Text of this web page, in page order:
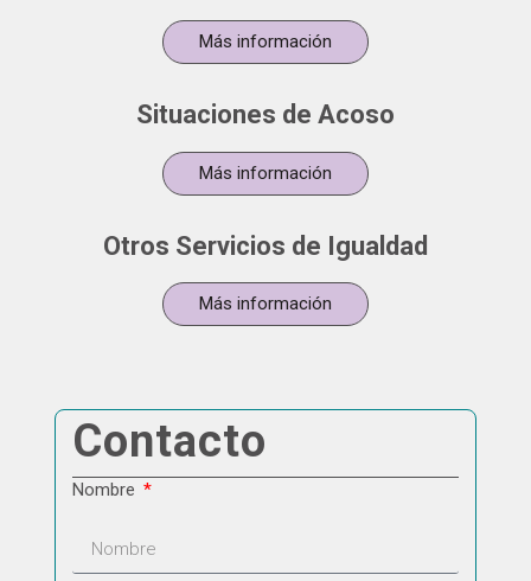
Más información
Situaciones de Acoso
Más información
Otros Servicios de Igualdad
Más información
Contacto
Nombre